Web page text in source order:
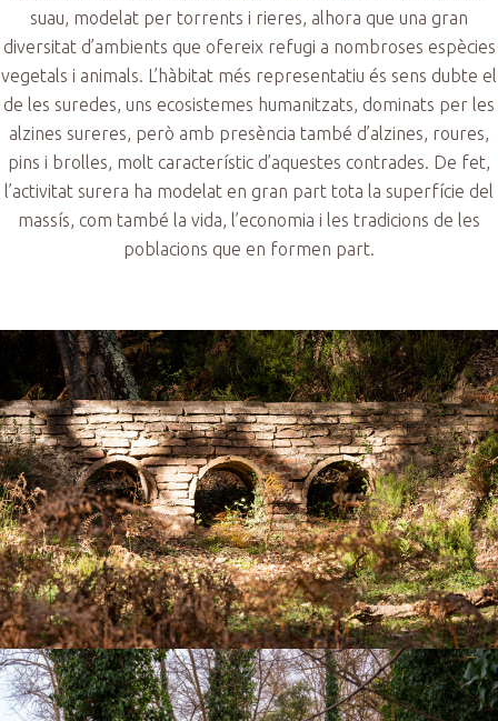
suau, modelat per torrents i rieres, alhora que una gran
diversitat d’ambients que ofereix refugi a nombroses espècies
vegetals i animals. L’hàbitat més representatiu és sens dubte el
de les suredes, uns ecosistemes humanitzats, dominats per les
alzines sureres, però amb presència també d’alzines, roures,
pins i brolles, molt característic d’aquestes contrades. De fet,
l’activitat surera ha modelat en gran part tota la superfície del
massís, com també la vida, l’economia i les tradicions de les
poblacions que en formen part.